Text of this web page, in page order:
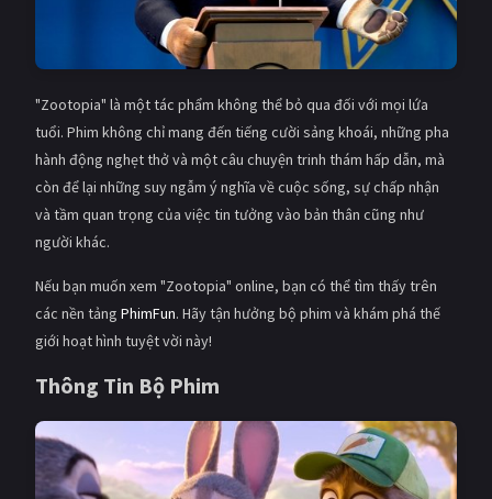
"Zootopia" là một tác phẩm không thể bỏ qua đối với mọi lứa
tuổi. Phim không chỉ mang đến tiếng cười sảng khoái, những pha
hành động nghẹt thở và một câu chuyện trinh thám hấp dẫn, mà
còn để lại những suy ngẫm ý nghĩa về cuộc sống, sự chấp nhận
và tầm quan trọng của việc tin tưởng vào bản thân cũng như
người khác.
Nếu bạn muốn xem "Zootopia" online, bạn có thể tìm thấy trên
các nền tảng PhimFun. Hãy tận hưởng bộ phim và khám phá thế
giới hoạt hình tuyệt vời này!
Thông Tin Bộ Phim